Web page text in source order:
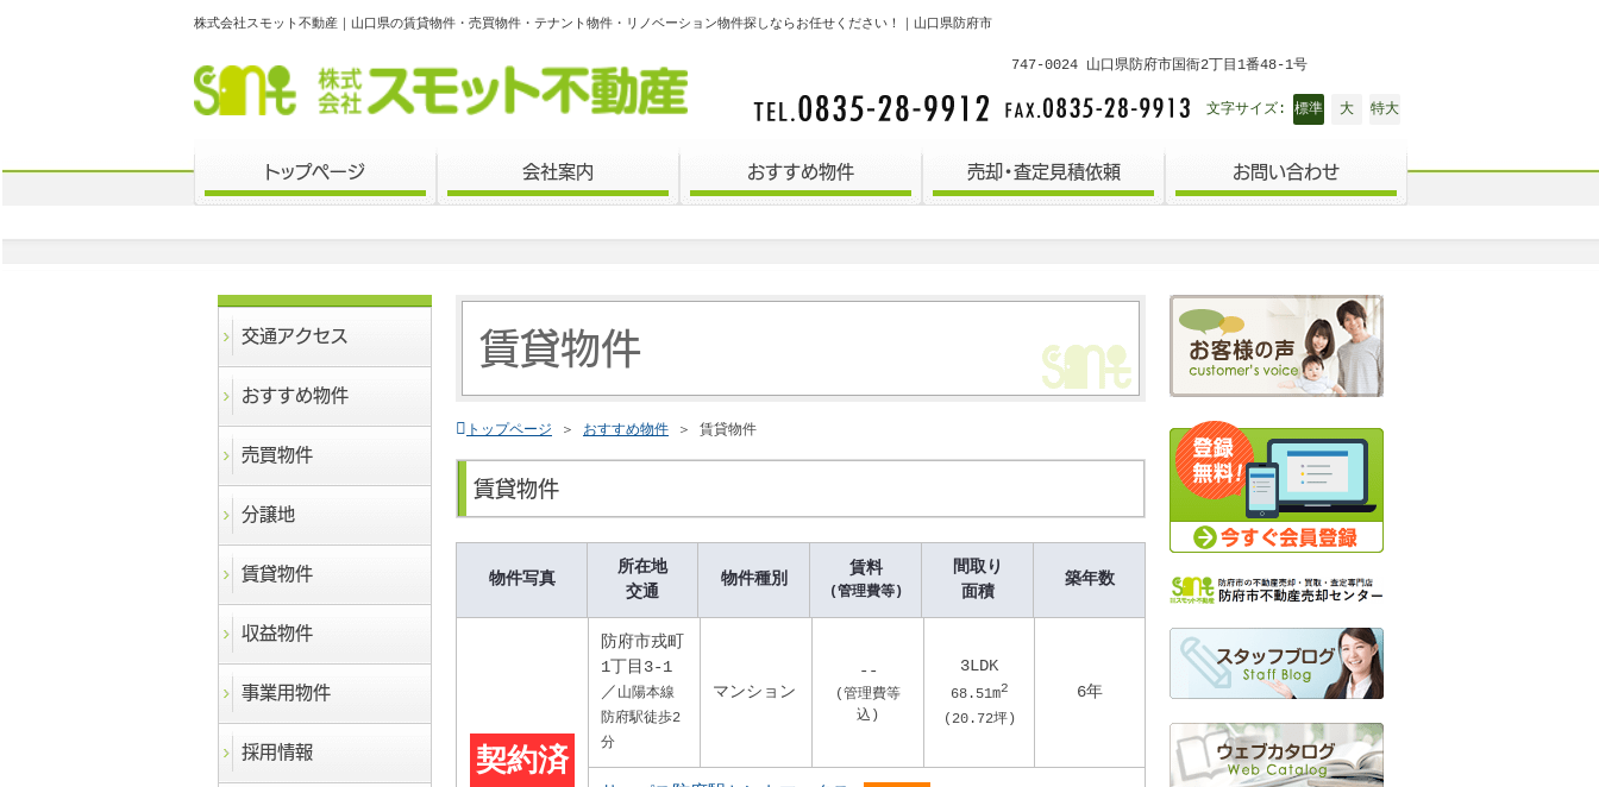
株式会社スモット不動産｜山口県の賃貸物件・売買物件・テナント物件・リノベーション物件探しならお任せください！｜山口県防府市
747-0024 山口県防府市国衙2丁目1番48-1号
文字サイズ: 標準 大 特大
トップページ 会社案内 おすすめ物件 売却・査定見積依頼 お問い合わせ
交通アクセス
おすすめ物件
売買物件
分譲地
賃貸物件
収益物件
事業用物件
採用情報
賃貸物件
トップページ ＞ おすすめ物件 ＞ 賃貸物件
賃貸物件
物件写真
所在地
交通
物件種別
賃料
(管理費等)
間取り
面積
築年数
契約済
防府市戎町
1丁目3-1
／ 山陽本線
防府駅徒歩2
分
マンション
--
(管理費等
込)
3LDK
68.51m2
(20.72坪)
6年